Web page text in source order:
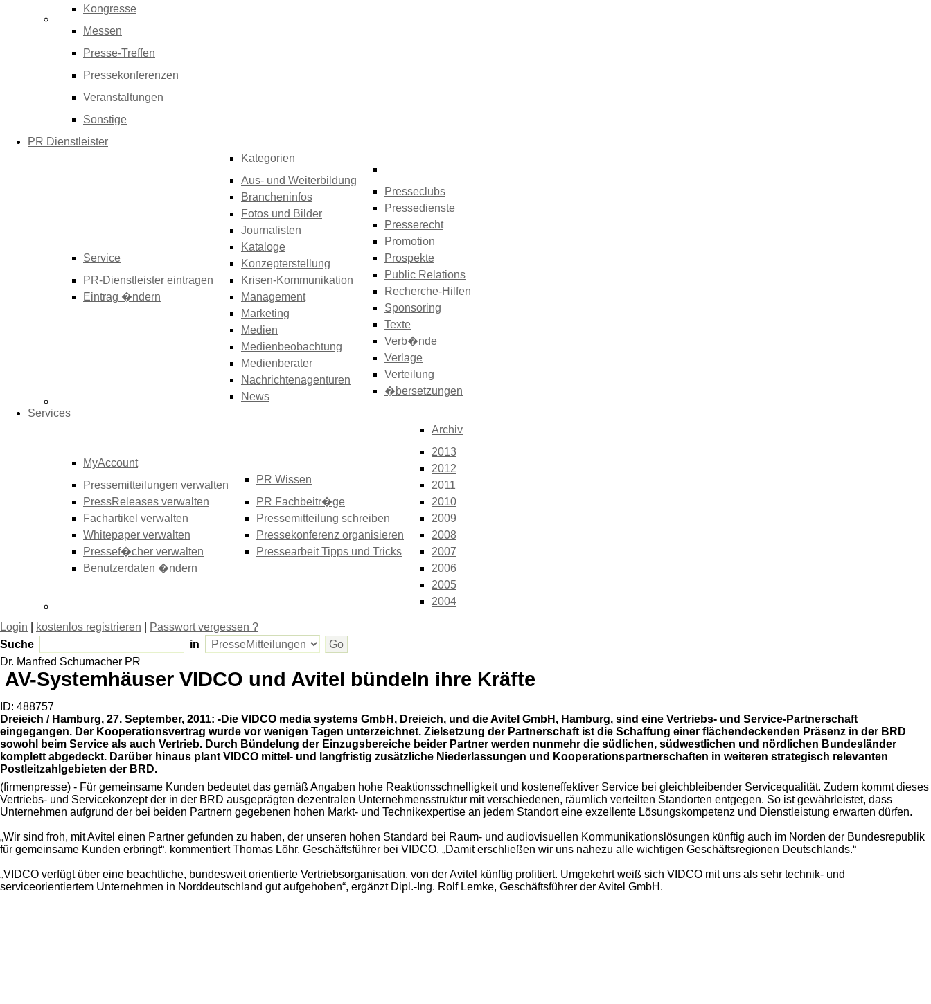
Kongresse
Messen
Presse-Treffen
Pressekonferenzen
Veranstaltungen
Sonstige
PR Dienstleister
Service
PR-Dienstleister eintragen
Eintrag �ndern
Kategorien
Aus- und Weiterbildung
Brancheninfos
Fotos und Bilder
Journalisten
Kataloge
Konzepterstellung
Krisen-Kommunikation
Management
Marketing
Medien
Medienbeobachtung
Medienberater
Nachrichtenagenturen
News
Presseclubs
Pressedienste
Presserecht
Promotion
Prospekte
Public Relations
Recherche-Hilfen
Sponsoring
Texte
Verb�nde
Verlage
Verteilung
�bersetzungen
Services
MyAccount
Pressemitteilungen verwalten
PressReleases verwalten
Fachartikel verwalten
Whitepaper verwalten
Pressef�cher verwalten
Benutzerdaten �ndern
PR Wissen
PR Fachbeitr�ge
Pressemitteilung schreiben
Pressekonferenz organisieren
Pressearbeit Tipps und Tricks
Archiv
2013
2012
2011
2010
2009
2008
2007
2006
2005
2004
Login kostenlos registrieren
Passwort vergessen ?
Suche
in
Dr. Manfred Schumacher PR
AV-Systemhäuser VIDCO und Avitel bündeln ihre Kräfte
ID: 488757
Dreieich / Hamburg, 27. September, 2011: -Die VIDCO media systems GmbH, Dreieich, und die Avitel GmbH, Hamburg, sind eine Vertriebs- und Service-Partnerschaft
eingegangen. Der Kooperationsvertrag wurde vor wenigen Tagen unterzeichnet. Zielsetzung der Partnerschaft ist die Schaffung einer flächendeckenden Präsenz in der BRD
sowohl beim Service als auch Vertrieb. Durch Bündelung der Einzugsbereiche beider Partner werden nunmehr die südlichen, südwestlichen und nördlichen Bundesländer
komplett abgedeckt. Darüber hinaus plant VIDCO mittel- und langfristig zusätzliche Niederlassungen und Kooperationspartnerschaften in weiteren strategisch relevanten
Postleitzahlgebieten der BRD.
(firmenpresse) - Für gemeinsame Kunden bedeutet das gemäß Angaben hohe Reaktionsschnelligkeit und kosteneffektiver Service bei gleichbleibender Servicequalität. Zudem kommt dieses
Vertriebs- und Servicekonzept der in der BRD ausgeprägten dezentralen Unternehmensstruktur mit verschiedenen, räumlich verteilten Standorten entgegen. So ist gewährleistet, dass
Unternehmen aufgrund der bei beiden Partnern gegebenen hohen Markt- und Technikexpertise an jedem Standort eine exzellente Lösungskompetenz und Dienstleistung erwarten dürfen.
„Wir sind froh, mit Avitel einen Partner gefunden zu haben, der unseren hohen Standard bei Raum- und audiovisuellen Kommunikationslösungen künftig auch im Norden der Bundesrepublik
für gemeinsame Kunden erbringt“, kommentiert Thomas Löhr, Geschäftsführer bei VIDCO. „Damit erschließen wir uns nahezu alle wichtigen Geschäftsregionen Deutschlands.“
„VIDCO verfügt über eine beachtliche, bundesweit orientierte Vertriebsorganisation, von der Avitel künftig profitiert. Umgekehrt weiß sich VIDCO mit uns als sehr technik- und
serviceorientiertem Unternehmen in Norddeutschland gut aufgehoben“, ergänzt Dipl.-Ing. Rolf Lemke, Geschäftsführer der Avitel GmbH.